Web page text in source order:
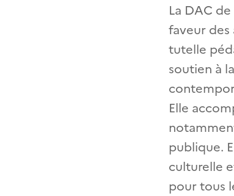
La DAC
faveur des
tutelle
soutien à
Elle
publique.
culturelle
pour tous